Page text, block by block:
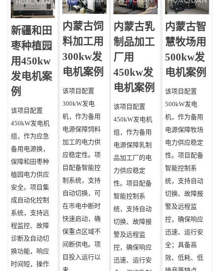
‌新疆和田
枣种植园
用450kw
发电机案
例
该项目配置
450kW发电机
组，作为应急
备用电源换，
保障和田枣种
植园电力供应
安全。项目集
成自动化控制
系统，支持远
程监控、故障
诊断及自动切
换功能，响应
时间短，操作
内蒙古饲
料加工用
300kw发
电机案例
该项目配置
300kW发电
机，作为备用
电源保障饲料
加工的电力供
应稳定性。项
目配备智能控
制系统，支持
自动切换，可
在市电中断时
快速启动，确
保重点区域不
间断供电。项
目投入运行以
内蒙古乳
制品加工
厂用
450kw发
电机案例
该项目配置
450kW发电机
组，作为备用
电源保障乳制
品加工厂的电
力供应稳定
性。项目配备
智能控制系
统，支持自动
切换、故障报
警及远程监
控，确保响应
迅速、运行安
内蒙古智
慧牧场用
500kw发
电机案例
​该项目配置
500kW发电
机，作为备用
电源保障牧场
电力供应稳定
性。项目配备
智能控制系
统，支持自动
切换、故障报
警及远程监
控，确保响应
迅速、运行安
全；具备高
效、低耗、低